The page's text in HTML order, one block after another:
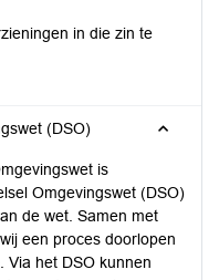
in die zin te
(DSO)
is
Omgevingswet (DSO)
de wet. Samen met
een proces doorlopen
Via het DSO kunnen